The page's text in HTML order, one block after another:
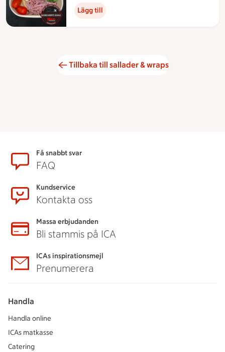
Lägg till
Tillbaka till sallader & wraps
SidfotFå snabbt svar
FAQ
Kundservice
Kontakta oss
Massa erbjudanden
Bli stammis på ICA
ICAs inspirationsmejl
Prenumerera
Handla
Handla online
ICAs matkasse
Catering